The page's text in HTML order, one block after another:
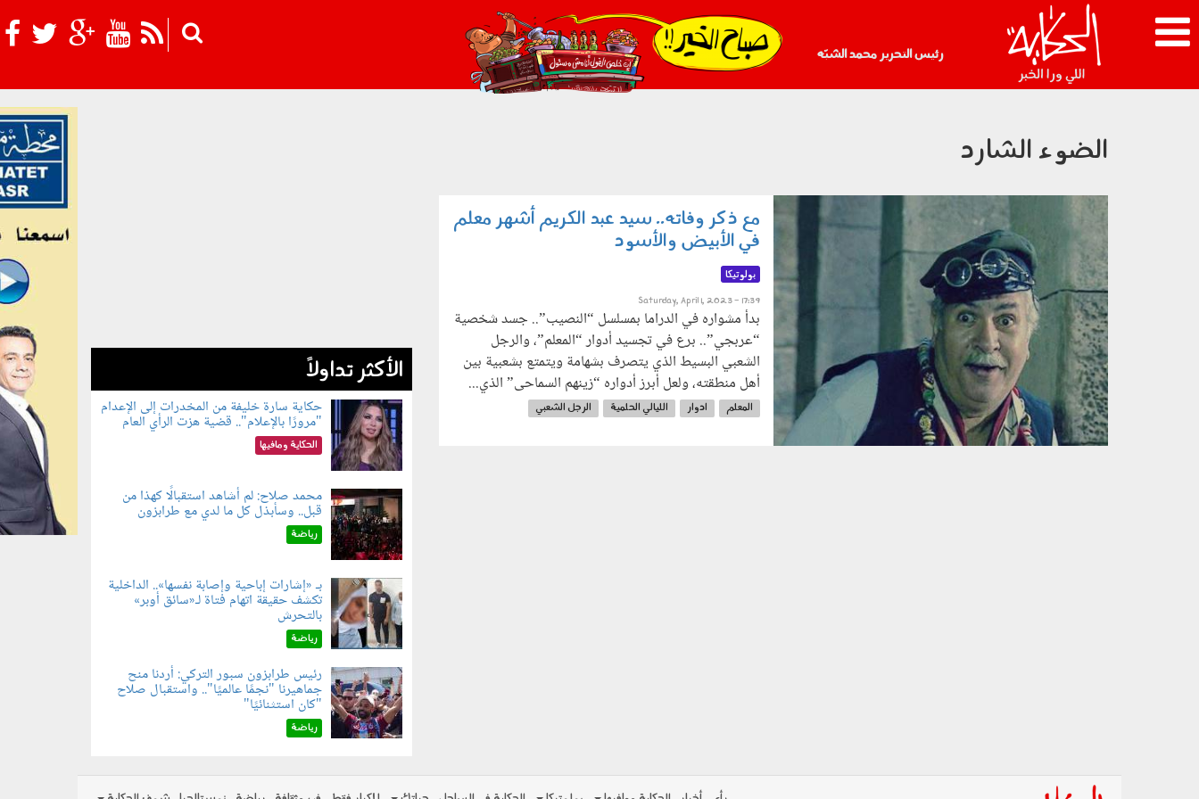
رئيس التحرير محمد الشبّه
021_2.png
الضوء الشارد
images-2023-03-
31t125425.652.jpeg
مع ذكر وفاته.. سيد عبد الكريم أشهر معلم
في الأبيض والأسود
بولوتيكا
Saturday, April 1, 2023 - 17:39
بدأ مشواره في الدراما بمسلسل “النصيب”.. جسد شخصية
“عربجي”.. برع في تجسيد أدوار “المعلم”، والرجل
الشعبي البسيط الذي يتصرف بشهامة ويتمتع بشعبية بين
أهل منطقته، ولعل أبرز أدواره “زينهم السماحى” الذي...
المعلم ادوار الليالي الحلمية
الرجل الشعبي
الأكثر تداولاً
060801.jpeg
حكاية سارة خليفة من المخدرات إلى الإعدام
"مرورًا بالإعلام".. قضية هزت الرأي العام
الحكاية ومافيها
060802.jpg
محمد صلاح: لم أشاهد استقبالًا كهذا من
قبل.. وسأبذل كل ما لدي مع طرابزون
رياضة
060804.jpg
بـ «إشارات إباحية وإصابة نفسها».. الداخلية
تكشف حقيقة اتهام فتاة لـ«سائق أوبر»
بالتحرش
رياضة
060803.jpg
رئيس طرابزون سبور التركي: أردنا منح
جماهيرنا "نجمًا عالميًا".. واستقبال صلاح
"كان استثنائيًا"
رياضة